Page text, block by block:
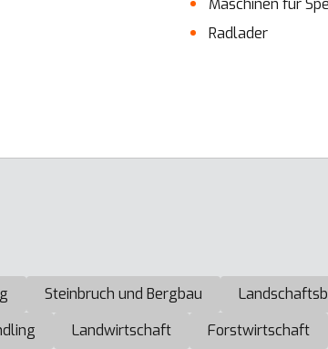
Maschinen für
Radlader
Steinbruch und Bergbau
Landwirtschaft Forstwirtschaft